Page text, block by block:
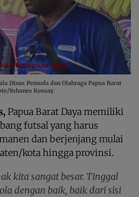
Dinas Pemuda dan Olahraga Papua Barat
Yohanes Kossay.
Papua Barat Daya memiliki
futsal yang harus
dan berjenjang mulai
kota hingga provinsi.
kita sangat besar. Tinggal
dengan baik, baik dari sisi